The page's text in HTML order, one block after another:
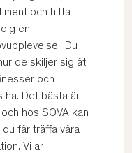
och hitta
en
Du
de skiljer sig åt
och
ha. Det bästa är
hos SOVA kan
du får träffa våra
Vi är